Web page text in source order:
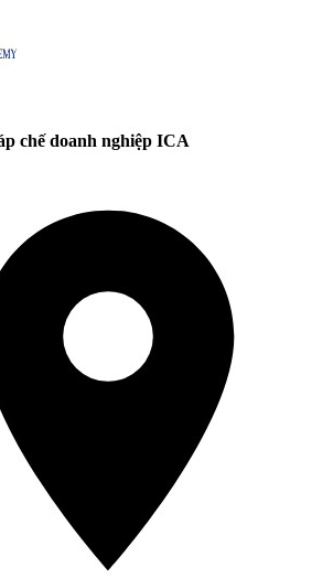
chế doanh nghiệp ICA